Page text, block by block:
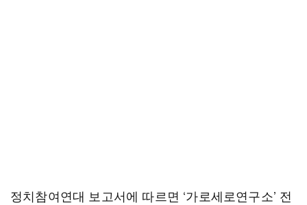
정치참여연대 보고서에 따르면 ‘가로세로연구소’ 전